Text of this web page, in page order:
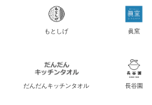
もとしげ 眞窯
だんだんキッチンタオル 長谷園